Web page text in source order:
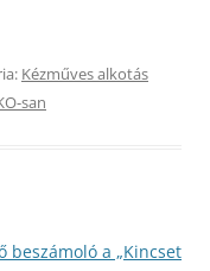
Kézműves alkotás
san
beszámoló a „Kincset